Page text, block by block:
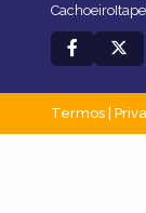
Termos |